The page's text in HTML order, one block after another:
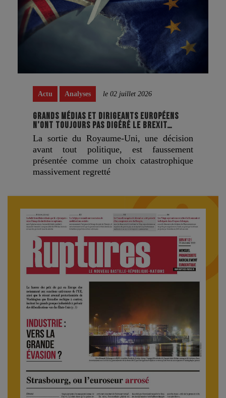
Actu Analyses le 02 juillet 2026
GRANDS MÉDIAS ET DIRIGEANTS EUROPÉENS
N’ONT TOUJOURS PAS DIGÉRÉ LE BREXIT…
La sortie du Royaume-Uni, une décision
avant tout politique, est faussement
présentée comme un choix catastrophique
massivement regretté